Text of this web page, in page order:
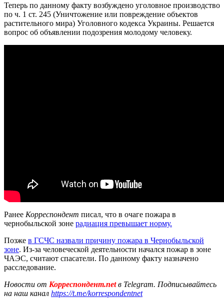
Теперь по данному факту возбуждено уголовное производство
по ч. 1 ст. 245 (Уничтожение или повреждение объектов
растительного мира) Уголовного кодекса Украины. Решается
вопрос об объявлении подозрения молодому человеку.
Ранее Корреспондент писал, что в очаге пожара в
чернобыльской зоне радиация превышает норму.
Позже в ГСЧС назвали причину пожара в Чернобыльской
зоне. Из-за человеческой деятельности начался пожар в зоне
ЧАЭС, считают спасатели. По данному факту назначено
расследование.
Новости от Корреспондент.netв Telegram. Подписывайтесь
на наш канал https://t.me/korrespondentnet